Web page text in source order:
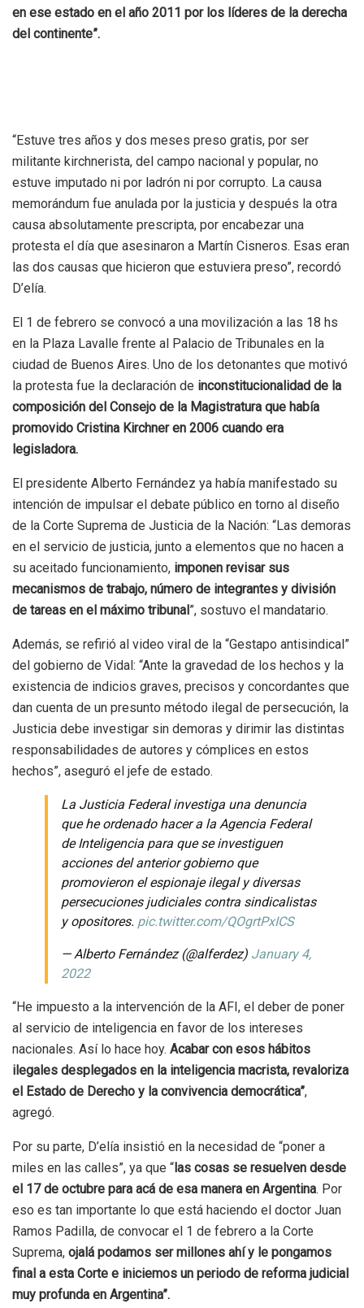
en ese estado en el año 2011 por los líderes de la derecha
del continente”.
“Estuve tres años y dos meses preso gratis, por ser
militante kirchnerista, del campo nacional y popular, no
estuve imputado ni por ladrón ni por corrupto. La causa
memorándum fue anulada por la justicia y después la otra
causa absolutamente prescripta, por encabezar una
protesta el día que asesinaron a Martín Cisneros. Esas eran
las dos causas que hicieron que estuviera preso”, recordó
D’elía.
El 1 de febrero se convocó a una movilización a las 18 hs
en la Plaza Lavalle frente al Palacio de Tribunales en la
ciudad de Buenos Aires. Uno de los detonantes que motivó
la protesta fue la declaración de inconstitucionalidad de la
composición del Consejo de la Magistratura que había
promovido Cristina Kirchner en 2006 cuando era
legisladora.
El presidente Alberto Fernández ya había manifestado su
intención de impulsar el debate público en torno al diseño
de la Corte Suprema de Justicia de la Nación: “Las demoras
en el servicio de justicia, junto a elementos que no hacen a
su aceitado funcionamiento, imponen revisar sus
mecanismos de trabajo, número de integrantes y división
de tareas en el máximo tribunal”, sostuvo el mandatario.
Además, se refirió al video viral de la “Gestapo antisindical”
del gobierno de Vidal: “Ante la gravedad de los hechos y la
existencia de indicios graves, precisos y concordantes que
dan cuenta de un presunto método ilegal de persecución, la
Justicia debe investigar sin demoras y dirimir las distintas
responsabilidades de autores y cómplices en estos
hechos”, aseguró el jefe de estado.
La Justicia Federal investiga una denuncia
que he ordenado hacer a la Agencia Federal
de Inteligencia para que se investiguen
acciones del anterior gobierno que
promovieron el espionaje ilegal y diversas
persecuciones judiciales contra sindicalistas
y opositores. pic.twitter.com/QOgrtPxICS
— Alberto Fernández (@alferdez) January 4,
2022
“He impuesto a la intervención de la AFI, el deber de poner
al servicio de inteligencia en favor de los intereses
nacionales. Así lo hace hoy. Acabar con esos hábitos
ilegales desplegados en la inteligencia macrista, revaloriza
el Estado de Derecho y la convivencia democrática”,
agregó.
Por su parte, D’elía insistió en la necesidad de “poner a
miles en las calles”, ya que “las cosas se resuelven desde
el 17 de octubre para acá de esa manera en Argentina. Por
eso es tan importante lo que está haciendo el doctor Juan
Ramos Padilla, de convocar el 1 de febrero a la Corte
Suprema, ojalá podamos ser millones ahí y le pongamos
final a esta Corte e iniciemos un periodo de reforma judicial
muy profunda en Argentina”.